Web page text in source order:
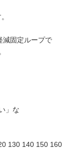
減固定ループで
」な
130 140 150 160